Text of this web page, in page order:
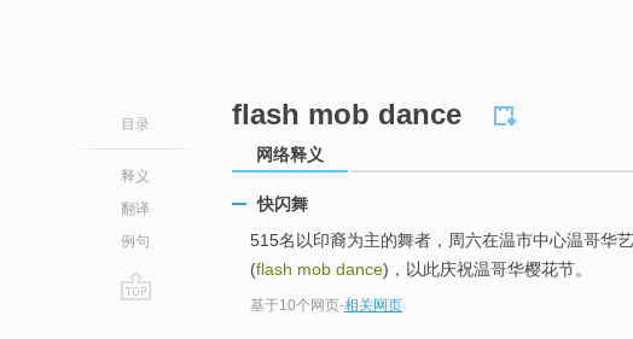
目录
释义
翻译
例句
flash mob dance
网络释义
快闪舞
515名以印裔为主的舞者，周六在温市中心温哥华
(flash mob dance)，以此庆祝温哥华樱花节。
基于10个网页-相关网页